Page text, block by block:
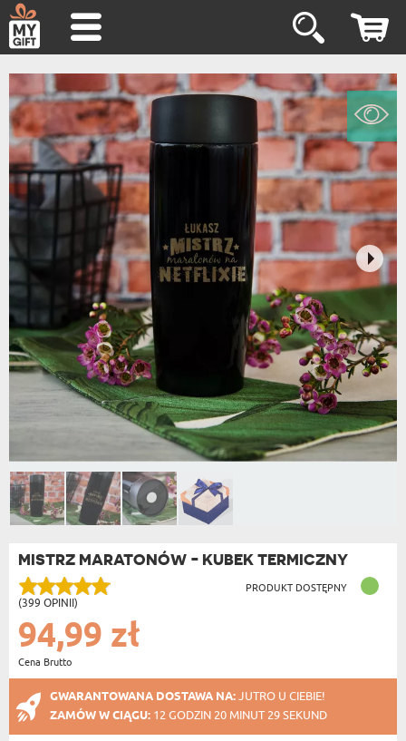
MISTRZ MARATONÓW - KUBEK TERMICZNY
(399 OPINII)
PRODUKT DOSTĘPNY
94,99 zł
Cena Brutto
GWARANTOWANA DOSTAWA NA:JUTRO U CIEBIE!
ZAMÓW W CIĄGU: 12 GODZIN 20 MINUT 29 SEKUND